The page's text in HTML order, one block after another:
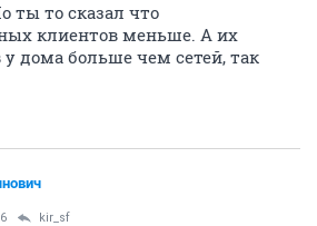
ты то сказал что
клиентов меньше. А их
дома больше чем сетей, так
kir_sf